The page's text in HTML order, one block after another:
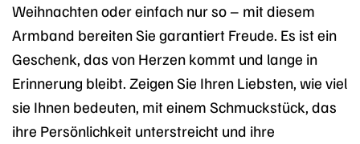
Weihnachten oder einfach nur so – mit diesem
Armband bereiten Sie garantiert Freude. Es ist ein
Geschenk, das von Herzen kommt und lange in
Erinnerung bleibt. Zeigen Sie Ihren Liebsten, wie viel
sie Ihnen bedeuten, mit einem Schmuckstück, das
ihre Persönlichkeit unterstreicht und ihre